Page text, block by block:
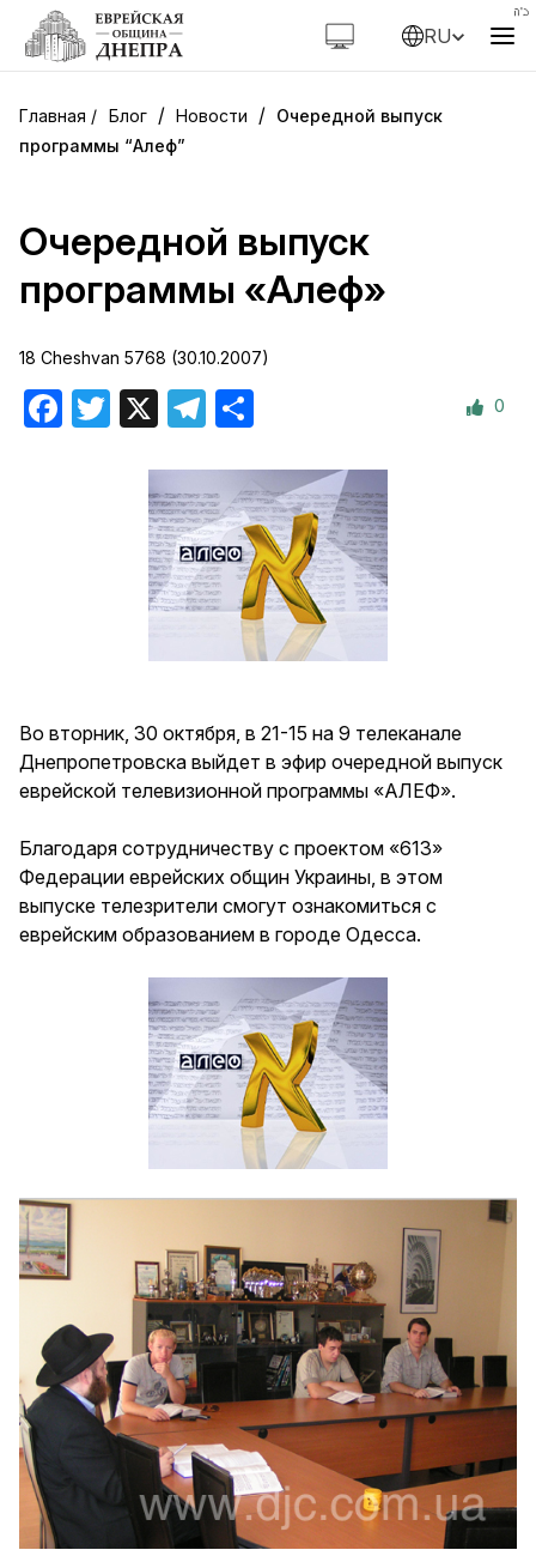
RU
Блог / Новости / Очередной выпуск
программы “Алеф”
Очередной выпуск
программы «Алеф»
18 Cheshvan 5768 (30.10.2007)
Facebook
Twitter Telegram 0
Во вторник, 30 октября, в 21-15 на 9 телеканале
Днепропетровска выйдет в эфир очередной выпуск
еврейской телевизионной программы «АЛЕФ».
Благодаря сотрудничеству с проектом «613»
Федерации еврейских общин Украины, в этом
выпуске телезрители смогут ознакомиться с
еврейским образованием в городе Одесса.